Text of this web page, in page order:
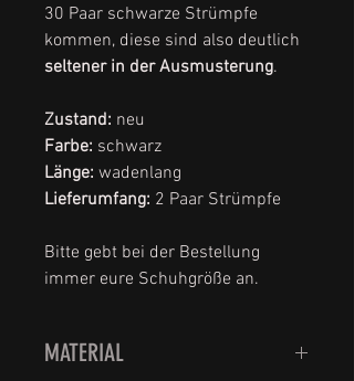
30 Paar schwarze Strümpfe
kommen, diese sind also deutlich
seltener in der Ausmusterung.
Zustand: neu
Farbe: schwarz
Länge: wadenlang
Lieferumfang: 2 Paar Strümpfe
Bitte gebt bei der Bestellung
immer eure Schuhgröße an.
MATERIAL